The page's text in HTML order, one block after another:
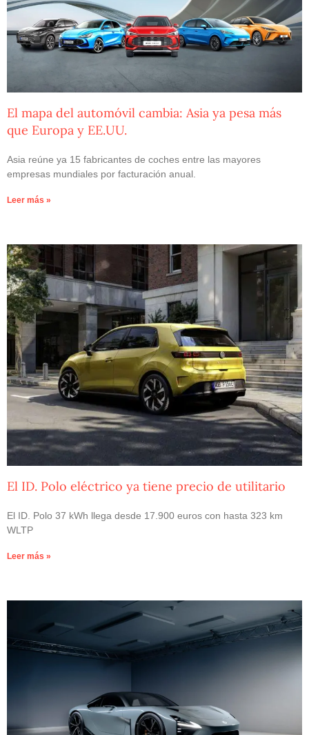
El mapa del automóvil cambia: Asia ya pesa más
que Europa y EE.UU.
Asia reúne ya 15 fabricantes de coches entre las mayores
empresas mundiales por facturación anual.
Leer más »
El ID. Polo eléctrico ya tiene precio de utilitario
El ID. Polo 37 kWh llega desde 17.900 euros con hasta 323 km
WLTP
Leer más »